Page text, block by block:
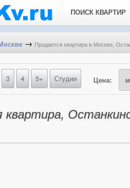
ПОИСК КВАРТИР
→ Продается квартира в Москве,
3 4 5+ Студии Цена:
квартира,